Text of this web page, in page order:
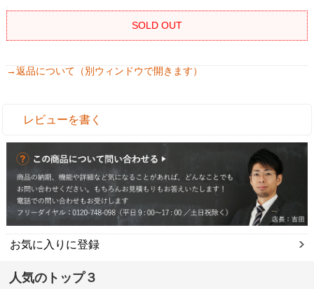
SOLD OUT
→返品について（別ウィンドウで開きます）
レビューを書く
お気に入りに登録
人気のトップ３